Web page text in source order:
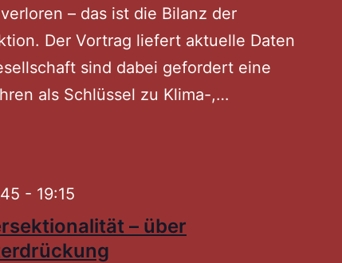
– das ist die Bilanz der
Der Vortrag liefert aktuelle Daten
sind dabei gefordert eine
als Schlüssel zu Klima-,…
– über
- 19:15